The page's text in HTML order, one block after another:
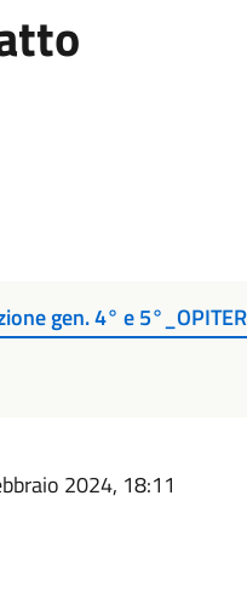
gen. 4° e
2024, 18:11